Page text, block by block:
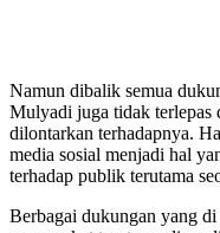
Namun dibalik semua
Mulyadi juga tidak terlepas
dilontarkan terhadapnya.
media sosial menjadi hal
terhadap publik terutama
Berbagai dukungan yang